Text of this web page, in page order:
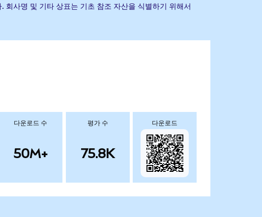
사명 및 기타 상표는 기초 참조 자산을 식별하기 위해서
다운로드 수
50M+
평가 수
75.8K
다운로드